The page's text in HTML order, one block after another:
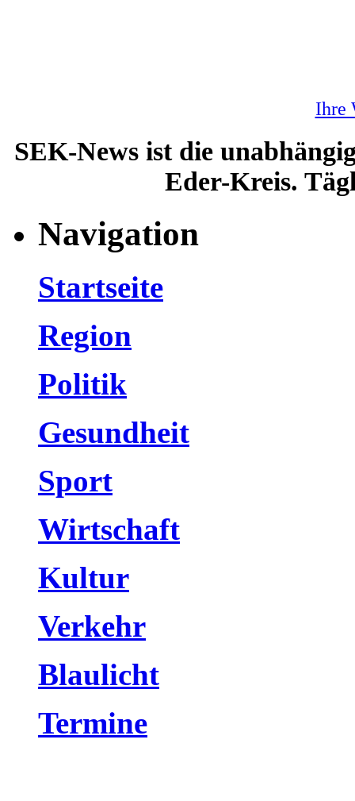
Ihre
SEK-News ist die
Eder-Kreis.
Navigation
Startseite
Region
Politik
Gesundheit
Sport
Wirtschaft
Kultur
Verkehr
Blaulicht
Termine